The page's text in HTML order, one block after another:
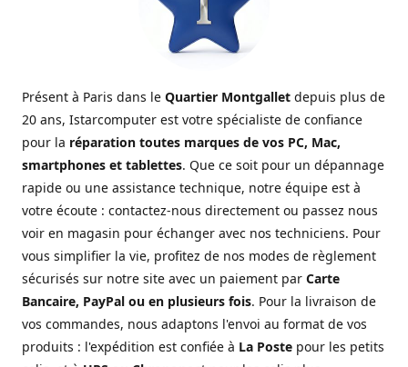
Présent à Paris dans le Quartier Montgallet depuis plus de
20 ans, Istarcomputer est votre spécialiste de confiance
pour la réparation toutes marques de vos PC, Mac,
smartphones et tablettes. Que ce soit pour un dépannage
rapide ou une assistance technique, notre équipe est à
votre écoute : contactez-nous directement ou passez nous
voir en magasin pour échanger avec nos techniciens. Pour
vous simplifier la vie, profitez de nos modes de règlement
sécurisés sur notre site avec un paiement par Carte
Bancaire, PayPal ou en plusieurs fois. Pour la livraison de
vos commandes, nous adaptons l'envoi au format de vos
produits : l'expédition est confiée à La Poste pour les petits